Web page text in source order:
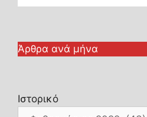
Άρθρα ανά μήνα
Ιστορικό